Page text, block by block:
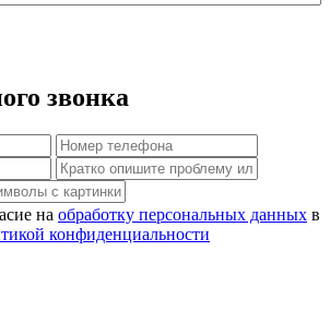
звонка
на обработку персональных данных в
конфиденциальности